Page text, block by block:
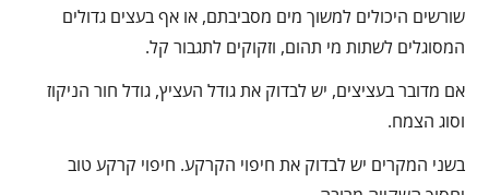
שורשים היכולים למשוך מים מסביבתם, או אף בעצים גדולים
המסוגלים לשתות מי תהום, וזקוקים לתגבור קל.
אם מדובר בעציצים, יש לבדוק את גודל העציץ, גודל חור הניקוז
וסוג הצמח.
בשני המקרים יש לבדוק את חיפוי הקרקע. חיפוי קרקע טוב